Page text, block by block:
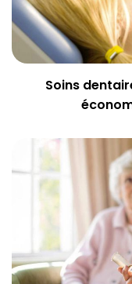
Soins